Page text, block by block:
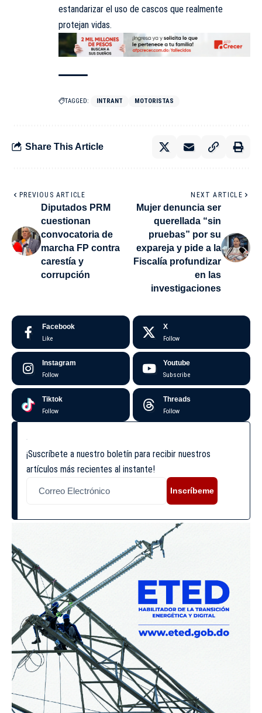
estandarizar el uso de cascos que realmente
protejan vidas.
TAGGED: INTRANT MOTORISTAS
Share This Article
PREVIOUS ARTICLE
Diputados PRM
cuestionan
convocatoria de
marcha FP contra
carestía y
corrupción
NEXT ARTICLE
Mujer denuncia ser
querellada “sin
pruebas” por su
expareja y pide a la
Fiscalía profundizar
en las
investigaciones
Facebook
Like
X
Follow
Instagram
Follow
Youtube
Subscribe
Tiktok
Follow
Threads
Follow
¡Suscríbete a nuestro boletín para recibir nuestros
artículos más recientes al instante!
Inscríbeme